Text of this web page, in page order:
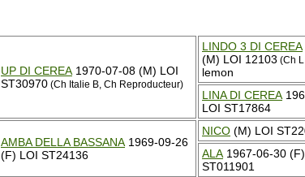
UP DI CEREA 1970-07-08 (M) LOI
ST30970 (Ch Italie B, Ch Reproducteur)
LINDO 3 DI CEREA
(M) LOI 12103 (Ch
lemon
LINA DI CEREA
LOI ST17864
AMBA DELLA BASSANA 1969-09-26
(F) LOI ST24136
NICO (M) LOI
ALA 1967-06-30
ST011901